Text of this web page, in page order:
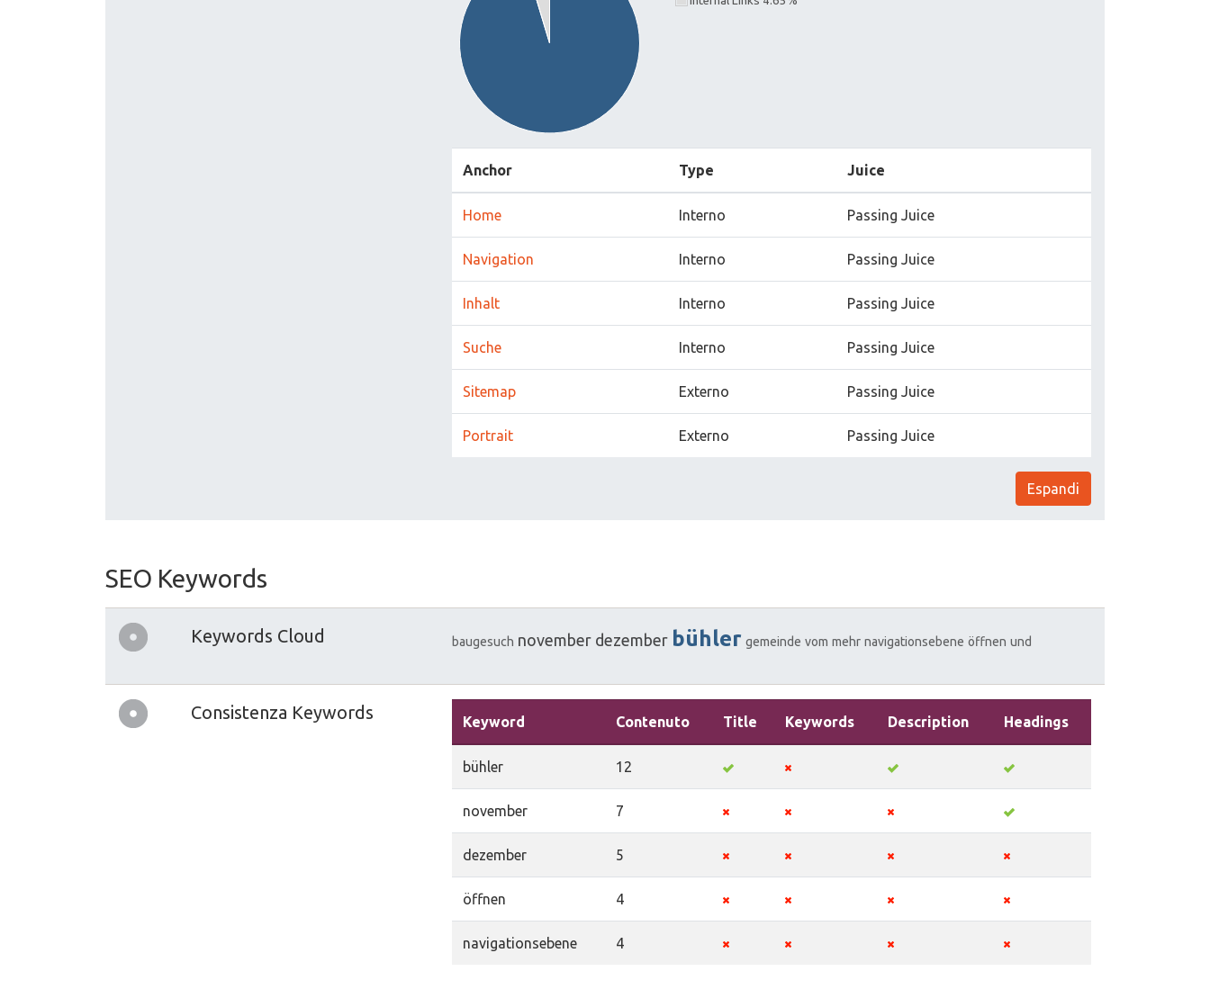
Anchor Type Juice
Home Interno Passing Juice
Navigation Interno Passing Juice
Inhalt Interno Passing Juice
Suche Interno Passing Juice
Sitemap Externo Passing Juice
Portrait Externo Passing Juice
Espandi
SEO Keywords
Keywords Cloud baugesuch november dezember bühler gemeinde vom mehr navigationsebene öffnen und
Consistenza Keywords Keyword Contenuto Title Keywords Description Headings
bühler 12
november 7
dezember 5
öffnen 4
navigationsebene 4